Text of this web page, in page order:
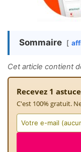
Sommaire
Cet article contient
Recevez 1
C'est 100% gratuit.